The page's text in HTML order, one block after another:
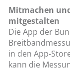
Mitmachen
mitgestalten
Die App der
in den App-
kann die